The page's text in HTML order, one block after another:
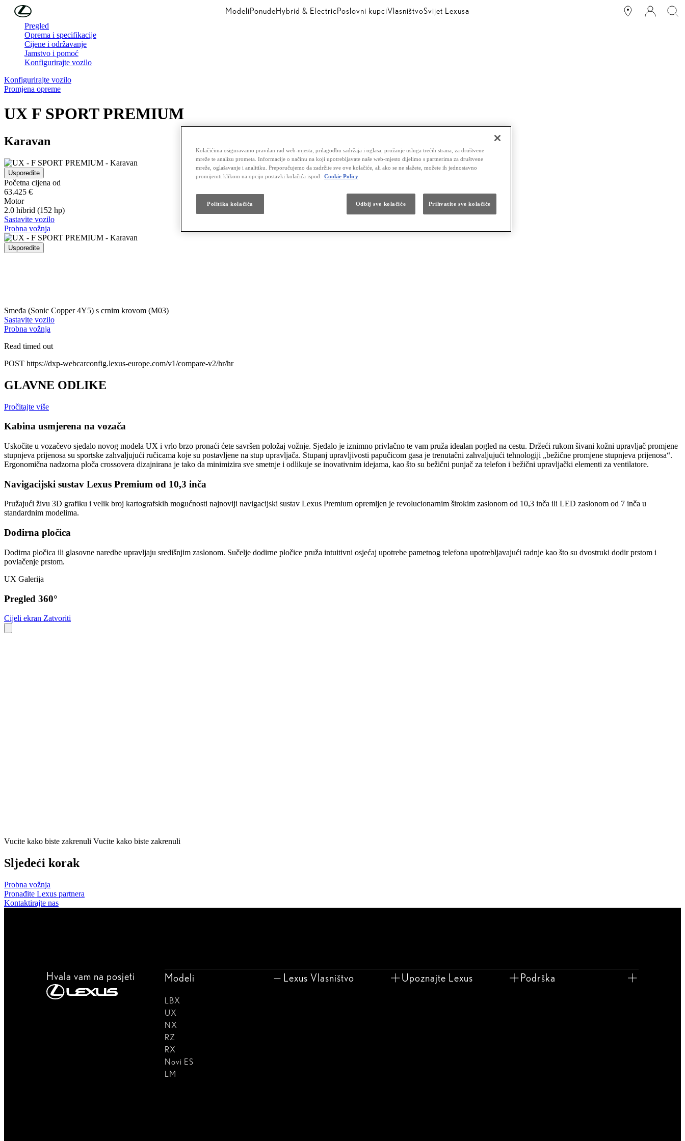
Skip to Main Content ModeliPonudeHybrid & ElectricPoslovni kupciVlasništvoSvijet Lexusa
Pregled
Oprema i specifikacije
Cijene i održavanje
Jamstvo i pomoć
Konfigurirajte vozilo
Konfigurirajte vozilo
Promjena opreme
UX F SPORT PREMIUM
Karavan
Usporedite
Početna cijena od
63.425 €
Motor
2.0 hibrid (152 hp)
Sastavite vozilo
Probna vožnja
Usporedite
Smeđa (Sonic Copper 4Y5) s crnim krovom (M03)
Sastavite vozilo
Probna vožnja
Read timed out
POST https://dxp-webcarconfig.lexus-europe.com/v1/compare-v2/hr/hr
GLAVNE ODLIKE
Pročitajte više
Kabina usmjerena na vozača
Uskočite u vozačevo sjedalo novog modela UX i vrlo brzo pronaći ćete savršen položaj vožnje. Sjedalo je iznimno privlačno te vam pruža idealan pogled na cestu. Držeći rukom šivani kožni upravljač promjene
stupnjeva prijenosa su sportske zahvaljujući ručicama koje su postavljene na stup upravljača. Stupanj upravljivosti papučicom gasa je trenutačni zahvaljujući tehnologiji „bežične promjene stupnjeva prijenosa“.
Ergonomična nadzorna ploča crossovera dizajnirana je tako da minimizira sve smetnje i odlikuje se inovativnim idejama, kao što su bežični punjač za telefon i bežični upravljački elementi za ventilatore.
Navigacijski sustav Lexus Premium od 10,3 inča
Pružajući živu 3D grafiku i velik broj kartografskih mogućnosti najnoviji navigacijski sustav Lexus Premium opremljen je revolucionarnim širokim zaslonom od 10,3 inča ili LED zaslonom od 7 inča u
standardnim modelima.
Dodirna pločica
Dodirna pločica ili glasovne naredbe upravljaju središnjim zaslonom. Sučelje dodirne pločice pruža intuitivni osjećaj upotrebe pametnog telefona upotrebljavajući radnje kao što su dvostruki dodir prstom i
povlačenje prstom.
UX Galerija
Pregled 360°
Cijeli ekran Zatvoriti
Vucite kako biste zakrenuli Vucite kako biste zakrenuli
Sljedeći korak
Probna vožnja
Pronađite Lexus partnera
Kontaktirajte nas
Hvala vam na posjeti Modeli
LBX
UX
NX
RZ
RX
Novi ES
LM
Lexus Vlasništvo Upoznajte Lexus Podrška
Kolačićima osiguravamo pravilan rad web-mjesta, prilagodbu sadržaja i oglasa, pružanje usluga trećih strana, za društvene
mreže te analizu prometa. Informacije o načinu na koji upotrebljavate naše web-mjesto dijelimo s partnerima za društvene
mreže, oglašavanje i analitiku. Preporučujemo da zadržite sve ove kolačiće, ali ako se ne slažete, možete ih jednostavno
promijeniti klikom na opciju postavki kolačića ispod.
Cookie Policy
Politika kolačića Odbij sve kolačiće Prihvatite sve kolačiće